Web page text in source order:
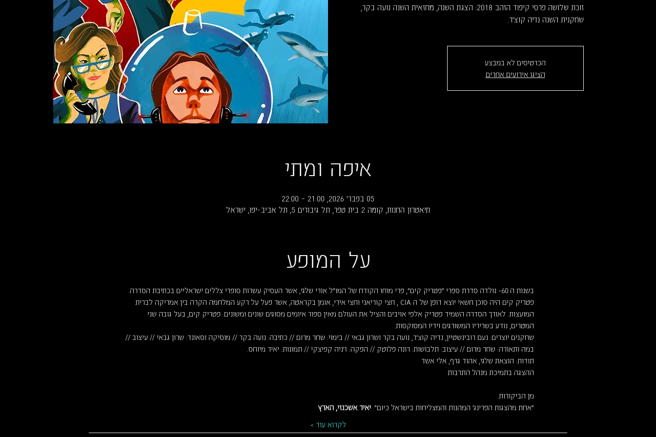
זוכת שלושה פרסי קיפוד הזהב 2018: הצגת השנה, מחזאית השנה נועה בקר,
שחקנית השנה נדיה קוצ'ר.
הכרטיסים לא במבצע
הציגו אירועים אחרים
איפה ומתי
05 בפבר׳ 2026, 21:00 – 22:00
תיאטרון החנות, קומה 2 בית טפר, תל גיבורים 5, תל אביב-יפו, ישראל
על המופע
בשנות ה 60- נולדה סדרת ספרי "פטריק קים", פרי מוחו הקודח של המו"ל אורי שלגי, אשר העסיק עשרות סופרי צללים ישראליים בכתיבת הסדרה.
פטריק קים היה סוכן חשאי יוצא דופן של ה CIA , חצי קוריאני וחצי אירי, אומן בקראטה, אשר פעל על רקע המלחמה הקרה בין אמריקה לברית
המועצות. לאורך הסדרה השמיד פטריק אלפי אויבים והציל את העולם מאין ספור איומים מסוגים שונים ומשונים. פטריק קים, בעל גובה שני
המטרים, נודע בשריריו המשורגים וידיו המסוקסות.
שחקנים יוצרים: נעם רובינשטיין, נדיה קוצ'ר, נועה בקר ושרון גבאי // בימוי: שחר מרום // כתיבה: נועה בקר // מוסיקה וסאונד: שרון גבאי // עיצוב //
במה ותאורה: שחר מרום // עיצוב: תלבושות: רונה פלוטק // הפקה: ז'ניה קפיצקי // תמונות: יאיר מיוחס.
תודות: הוצאת שלגי, אהוד גרף, אלי אשד
ההצגה בתמיכת מנהל התרבות
מן הביקורות:
"אחת מהצגות הפרינג' המהנות והמצליחות בישראל כיום". יאיר אשכנזי, הארץ
לקרוא עוד >